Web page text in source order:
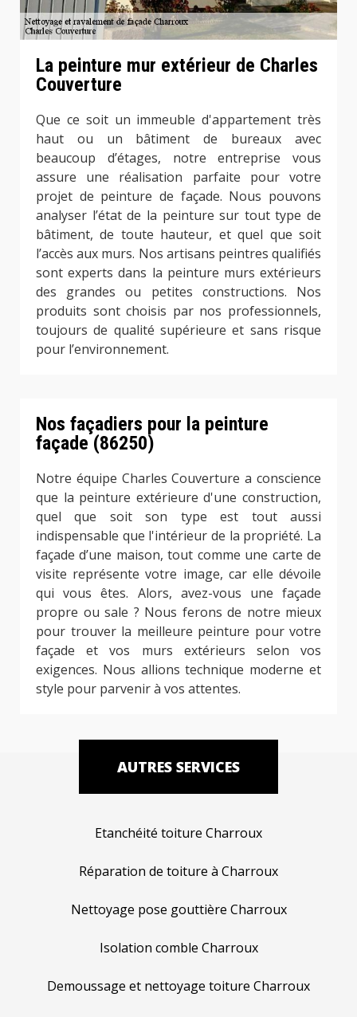
La peinture mur extérieur de Charles
Couverture
Que ce soit un immeuble d'appartement très
haut ou un bâtiment de bureaux avec
beaucoup d’étages, notre entreprise vous
assure une réalisation parfaite pour votre
projet de peinture de façade. Nous pouvons
analyser l’état de la peinture sur tout type de
bâtiment, de toute hauteur, et quel que soit
l’accès aux murs. Nos artisans peintres qualifiés
sont experts dans la peinture murs extérieurs
des grandes ou petites constructions. Nos
produits sont choisis par nos professionnels,
toujours de qualité supérieure et sans risque
pour l’environnement.
Nos façadiers pour la peinture
façade (86250)
Notre équipe Charles Couverture a conscience
que la peinture extérieure d'une construction,
quel que soit son type est tout aussi
indispensable que l'intérieur de la propriété. La
façade d’une maison, tout comme une carte de
visite représente votre image, car elle dévoile
qui vous êtes. Alors, avez-vous une façade
propre ou sale ? Nous ferons de notre mieux
pour trouver la meilleure peinture pour votre
façade et vos murs extérieurs selon vos
exigences. Nous allions technique moderne et
style pour parvenir à vos attentes.
AUTRES SERVICES
Etanchéité toiture Charroux
Réparation de toiture à Charroux
Nettoyage pose gouttière Charroux
Isolation comble Charroux
Demoussage et nettoyage toiture Charroux